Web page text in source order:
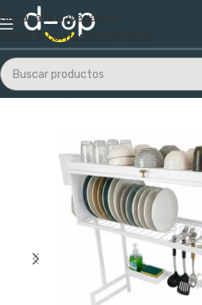
Saltar a la navegación
Saltar al contenido principal
Inicio/Hogar/Cocina